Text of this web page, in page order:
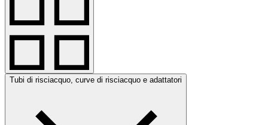
Tubi di risciacquo, curve di risciacquo e adattatori